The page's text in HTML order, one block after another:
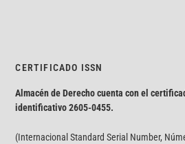
CERTIFICADO ISSN
Almacén de Derecho cuenta con el
identificativo2605-0455.
(Internacional Standard Serial Number,